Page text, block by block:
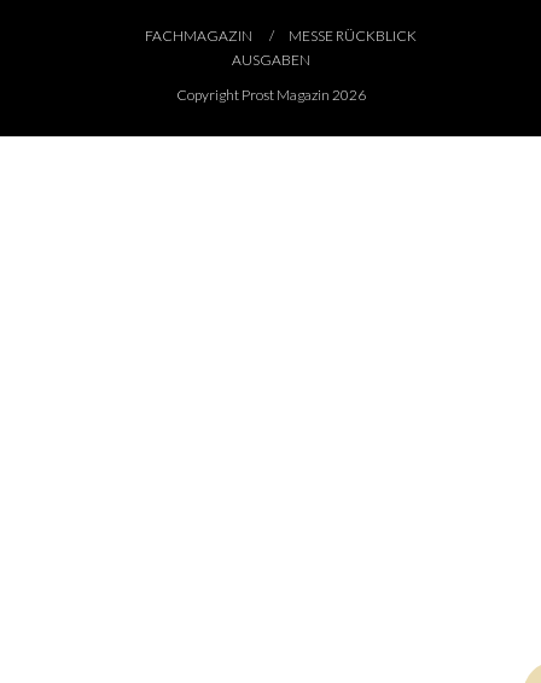
FACHMAGAZIN
MESSE RÜCKBLICK
AUSGABEN
Copyright Prost Magazin 2026